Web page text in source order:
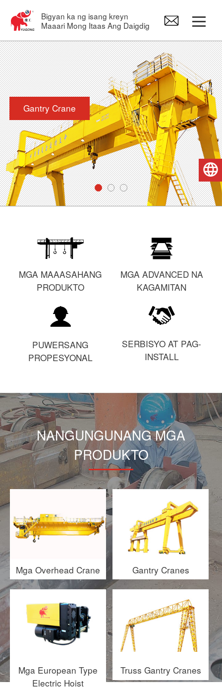
Bigyan ka ng isang kreyn
Maaari Mong Itaas Ang Daigdig
Gantry Crane
Overhead Crane
Jib Crane
Electric Hoist
Mga Crane Spare Part
Mga FAQ
Makipag-ugnayan sa amin
Gantry Crane
MGA MAAASAHANG
PRODUKTO
MGA ADVANCED NA
KAGAMITAN
PUWERSANG
PROPESYONAL
SERBISYO AT PAG-
INSTALL
NANGUNGUNANG MGA
PRODUKTO
Mga Overhead Crane Gantry Cranes
Mga European Type
Electric Hoist
Truss Gantry Cranes
Pilipino